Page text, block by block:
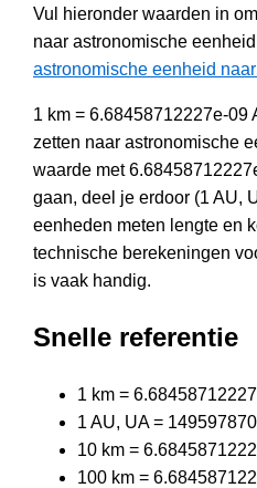
Vul hieronder waarden in
naar astronomische
astronomische eenheid
1 km = 6.68458712227e-09
zetten naar astronomische
waarde met
gaan, deel je erdoor (1 AU,
eenheden meten lengte en
technische berekeningen
is vaak handig.
Snelle referentie
1 km =
1 AU, UA =
10 km =
100 km =